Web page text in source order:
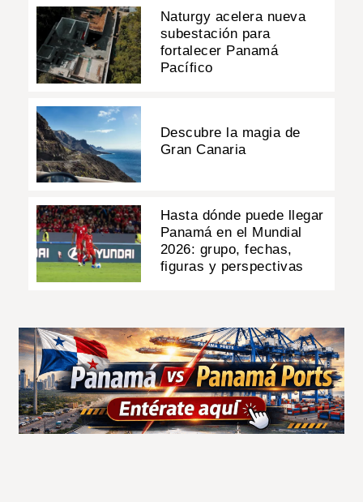
Naturgy acelera nueva
subestación para
fortalecer Panamá
Pacífico
Descubre la magia de
Gran Canaria
Hasta dónde puede llegar
Panamá en el Mundial
2026: grupo, fechas,
figuras y perspectivas